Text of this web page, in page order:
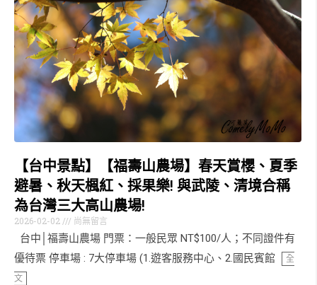
【台中景點】【福壽山農場】春天賞櫻、夏季
避暑、秋天楓紅、採果樂! 與武陵、清境合稱
為台灣三大高山農場!
2026-02-02 尚無留言
台中│福壽山農場 門票：一般民眾 NT$100/人；不同證件有
優待票 停車場 : 7大停車場 (1.遊客服務中心、2.國民賓館
全
文